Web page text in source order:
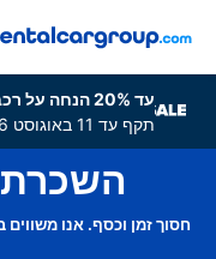
עד 20% הנחה על רכבים להשכרה ברחבי העולם
תקף עד 11 באוגוסט 2026 - נצל אותו עוד היום!
השכרת
חסוך זמן וכסף. אנו